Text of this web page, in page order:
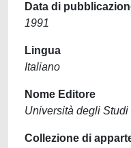
Data di
1991
Lingua
Italiano
Nome Editore
Università degli
Collezione di